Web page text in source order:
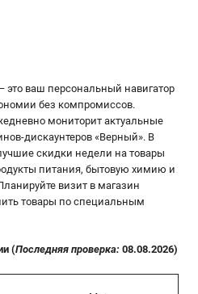
это ваш персональный навигатор
без компромиссов.
мониторит актуальные
дискаунтеров «Верный». В
скидки недели на товары
питания, бытовую химию и
визит в магазин
товары по специальным
(Последняя проверка: 08.08.2026)